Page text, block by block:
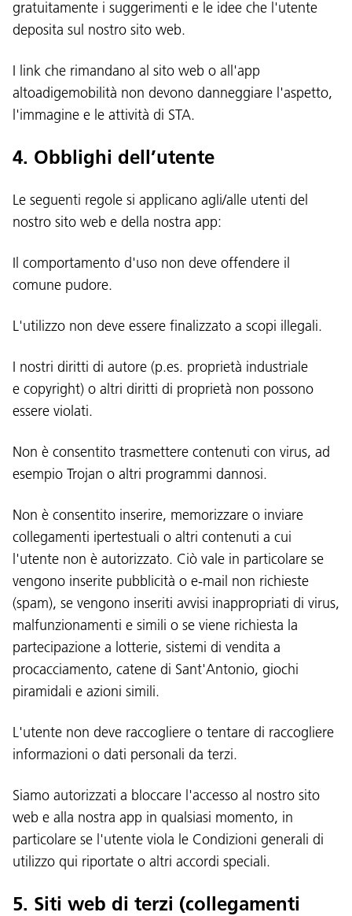
gratuitamente i suggerimenti e le idee che l'utente
deposita sul nostro sito web.
I link che rimandano al sito web o all'app
altoadigemobilità non devono danneggiare l'aspetto,
l'immagine e le attività di STA.
4. Obblighi dell’utente
Le seguenti regole si applicano agli/alle utenti del
nostro sito web e della nostra app:
Il comportamento d'uso non deve offendere il
comune pudore.
L'utilizzo non deve essere finalizzato a scopi illegali.
I nostri diritti di autore (p.es. proprietà industriale
e copyright) o altri diritti di proprietà non possono
essere violati.
Non è consentito trasmettere contenuti con virus, ad
esempio Trojan o altri programmi dannosi.
Non è consentito inserire, memorizzare o inviare
collegamenti ipertestuali o altri contenuti a cui
l'utente non è autorizzato. Ciò vale in particolare se
vengono inserite pubblicità o e-mail non richieste
(spam), se vengono inseriti avvisi inappropriati di virus,
malfunzionamenti e simili o se viene richiesta la
partecipazione a lotterie, sistemi di vendita a
procacciamento, catene di Sant'Antonio, giochi
piramidali e azioni simili.
L'utente non deve raccogliere o tentare di raccogliere
informazioni o dati personali da terzi.
Siamo autorizzati a bloccare l'accesso al nostro sito
web e alla nostra app in qualsiasi momento, in
particolare se l'utente viola le Condizioni generali di
utilizzo qui riportate o altri accordi speciali.
5. Siti web di terzi (collegamenti